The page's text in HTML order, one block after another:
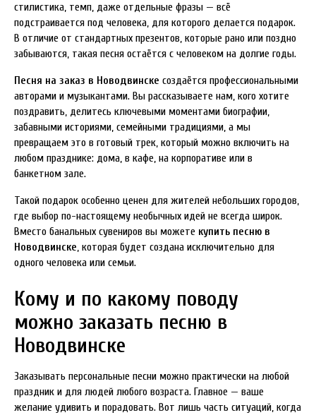
стилистика, темп, даже отдельные фразы — всё
подстраивается под человека, для которого делается подарок.
В отличие от стандартных презентов, которые рано или поздно
забываются, такая песня остаётся с человеком на долгие годы.
Песня на заказ в Новодвинске создаётся профессиональными
авторами и музыкантами. Вы рассказываете нам, кого хотите
поздравить, делитесь ключевыми моментами биографии,
забавными историями, семейными традициями, а мы
превращаем это в готовый трек, который можно включить на
любом празднике: дома, в кафе, на корпоративе или в
банкетном зале.
Такой подарок особенно ценен для жителей небольших городов,
где выбор по-настоящему необычных идей не всегда широк.
Вместо банальных сувениров вы можете купить песню в
Новодвинске, которая будет создана исключительно для
одного человека или семьи.
Кому и по какому поводу
можно заказать песню в
Новодвинске
Заказывать персональные песни можно практически на любой
праздник и для людей любого возраста. Главное — ваше
желание удивить и порадовать. Вот лишь часть ситуаций, когда